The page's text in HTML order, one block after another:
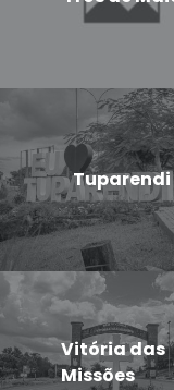
Tuparendi
Vitória das
Missões